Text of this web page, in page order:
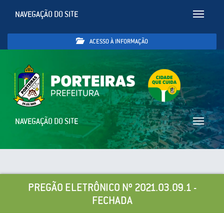
Toggle
NAVEGAÇÃO DO SITE
ACESSO À INFORMAÇÃO
Toggle
NAVEGAÇÃO DO SITE
PREGÃO ELETRÔNICO Nº 2021.03.09.1 -
FECHADA